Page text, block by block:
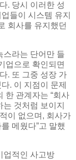
. 당시 이러한 성
들이 시스템 유지
회사를 유지했던
스라는 단어만 들
업으로 확인되면
. 또 그중 성장 가
. 이 지점이 문제
한 관계자는 “회사
것처럼 보이지
이 없으며, 회사가
메웠다”고 말했
업적인 사고방